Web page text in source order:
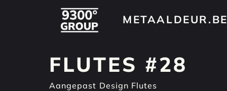
FLUTES #28
Aangepast Design Flutes